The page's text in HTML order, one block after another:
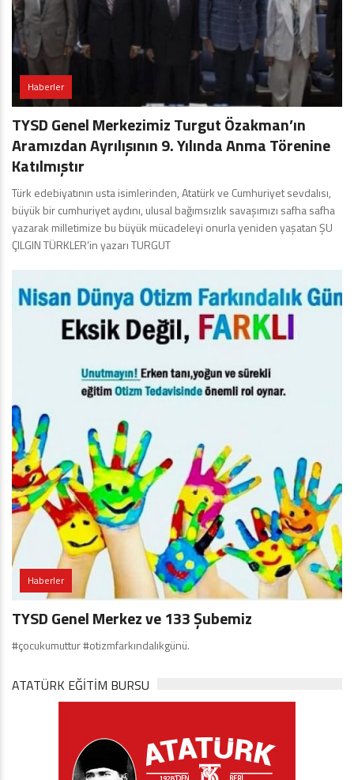
Haberler
TYSD Genel Merkezimiz Turgut Özakman’ın
Aramızdan Ayrılışının 9. Yılında Anma Törenine
Katılmıştır
Türk edebiyatının usta isimlerinden, Atatürk ve Cumhuriyet sevdalısı,
büyük bir cumhuriyet aydını, ulusal bağımsızlık savaşımızı safha safha
yazarak milletimize bu büyük mücadeleyi onurla yeniden yaşatan ŞU
ÇILGIN TÜRKLER’in yazarı TURGUT
Haberler
TYSD Genel Merkez ve 133 Şubemiz
#çocukumuttur #otizmfarkındalıkgünü.
ATATÜRK EĞITIM BURSU